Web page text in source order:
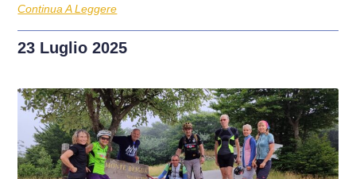
Continua A Leggere
23 Luglio 2025